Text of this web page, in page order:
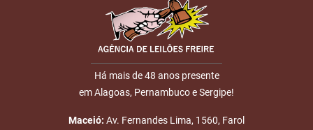
Há mais de 48 anos presente
em Alagoas, Pernambuco e Sergipe!
Maceió: Av. Fernandes Lima, 1560, Farol